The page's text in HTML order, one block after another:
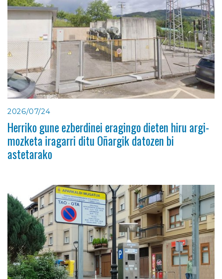
2026/07/24
Herriko gune ezberdinei eragingo dieten hiru argi-
mozketa iragarri ditu Oñargik datozen bi
astetarako